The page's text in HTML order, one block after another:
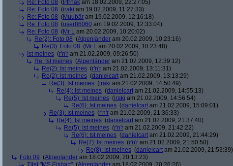
Re: Foto 08 (Pfrnak am 18.02.2009, 22:27:05)
Re: Foto 08 (iraki am 19.02.2009, 11:27:33)
Re: Foto 08 (Muubär am 19.02.2009, 12:16:18)
Re: Foto 08 (user86060 am 19.02.2009, 12:33:04)
Re: Foto 08 (Mr L am 20.02.2009, 10:20:02)
Re(2): Foto 08 (Alpenländer am 20.02.2009, 10:23:16)
Re(3): Foto 08 (Mr L am 20.02.2009, 10:23:48)
Ist meines (r'n'r am 21.02.2009, 09:26:50)
Re: Ist meines (Alpenländer am 21.02.2009, 12:39:12)
Re(2): Ist meines (r'n'r am 21.02.2009, 13:11:31)
Re(2): Ist meines (danielcart am 21.02.2009, 13:13:29)
Re(3): Ist meines (iraki am 21.02.2009, 14:50:49)
Re(4): Ist meines (danielcart am 21.02.2009, 14:55:13)
Re(5): Ist meines (iraki am 21.02.2009, 14:56:54)
Re(6): Ist meines (danielcart am 21.02.2009, 15:09:01)
Re(3): Ist meines (r'n'r am 21.02.2009, 21:36:33)
Re(4): Ist meines (danielcart am 21.02.2009, 21:37:40)
Re(5): Ist meines (r'n'r am 21.02.2009, 21:42:22)
Re(6): Ist meines (danielcart am 21.02.2009, 21:44:29)
Re(7): Ist meines (r'n'r am 21.02.2009, 21:50:50)
Re(8): Ist meines (danielcart am 21.02.2009, 21:53:39)
Foto 09 (Alpenländer am 18.02.2009, 20:13:23)
Titel "MS Eisbart" (Alpenländer am 18.02.2009, 20:26:26)